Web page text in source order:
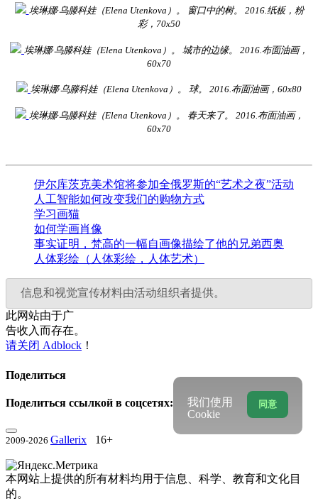
埃琳娜·乌滕科娃（Elena Utenkova）。 窗口中的树。 2016.纸板，粉
彩，70x50
埃琳娜·乌滕科娃（Elena Utenkova）。 城市的边缘。 2016.布面油画，
60x70
埃琳娜·乌滕科娃（Elena Utenkova）。 球。 2016.布面油画，60x80
埃琳娜·乌滕科娃（Elena Utenkova）。 春天来了。 2016.布面油画，
60x70
伊尔库茨克美术馆将参加全俄罗斯的“艺术之夜”活动
人工智能如何改变我们的购物方式
学习画猫
如何学画肖像
事实证明，梵高的一幅自画像描绘了他的兄弟西奥
人体彩绘（人体彩绘，人体艺术）
信息和视觉宣传材料由活动组织者提供。
此网站由于广
告收入而存在。
请关闭 Adblock ！
Поделиться
Поделиться ссылкой в соцсетях:
2009-2026 Gallerix 16+
本网站上提供的所有材料均用于信息、科学、教育和文化目
的。
同意
我们使用
Cookie